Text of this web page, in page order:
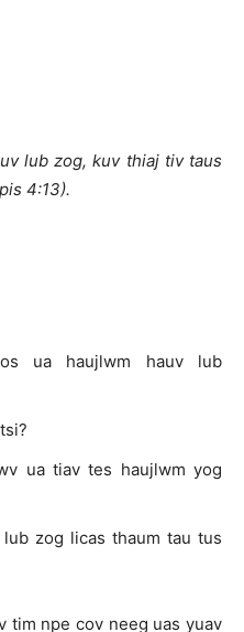
lub zog, kuv thiaj tiv taus
4:13).
ua haujlwm hauv lub
ua tiav tes haujlwm yog
zog licas thaum tau tus
tim npe cov neeg uas yuav